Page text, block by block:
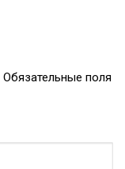
Обязательные поля